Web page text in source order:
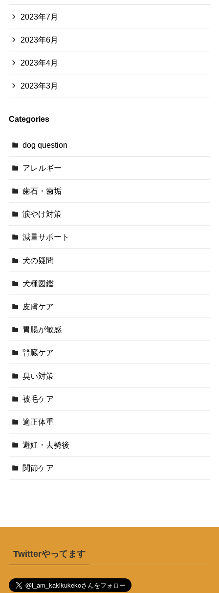
2023年7月
2023年6月
2023年4月
2023年3月
Categories
dog question
アレルギー
歯石・歯垢
涙やけ対策
減量サポート
犬の疑問
犬種図鑑
皮膚ケア
胃腸が敏感
腎臓ケア
臭い対策
被毛ケア
適正体重
避妊・去勢後
関節ケア
Twitterやってます